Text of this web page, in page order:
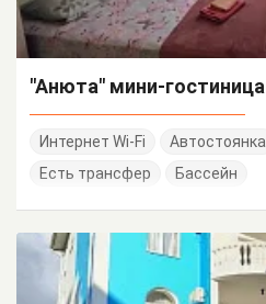
"Анюта" мини-гостиница
Интернет Wi-Fi Автостоянка
Есть трансфер
Бассейн